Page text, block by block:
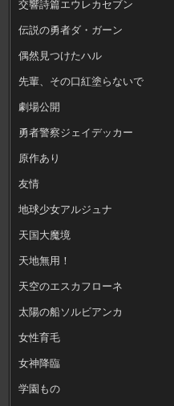
交響詩篇エウレカセブン
伝説の勇者ダ・ガーン
偶然見つけたハル
先輩、その口紅塗らないで
劇場公開
勇者警察ジェイデッカー
原作あり
友情
地球少女アルジュナ
天国大魔境
天地無用！
天空のエスカフローネ
太陽の船ソルビアンカ
女性育毛
女神降臨
学園もの